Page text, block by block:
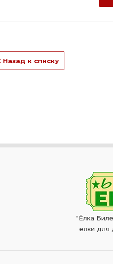
Назад к списку
"Ёлка
елки для